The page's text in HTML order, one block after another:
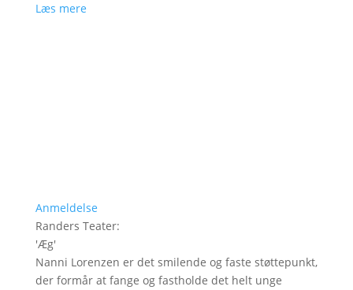
Læs mere
Anmeldelse
Randers Teater:
'Æg'
Nanni Lorenzen er det smilende og faste støttepunkt,
der formår at fange og fastholde det helt unge